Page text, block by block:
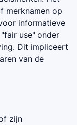
merknamen op
informatieve
use" onder
Dit impliceert
van de
zijn